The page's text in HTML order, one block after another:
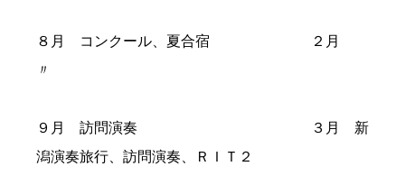
８月 コンクール、夏合宿 ２月
〃
９月 訪問演奏 ３月 新
潟演奏旅行、訪問演奏、ＲＩＴ２